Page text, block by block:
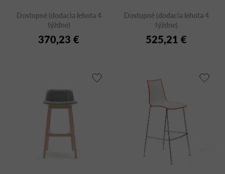
Dostupné (dodacia lehota 4
týždne)
370,23 €
Dostupné (dodacia lehota 4
týždne)
525,21 €